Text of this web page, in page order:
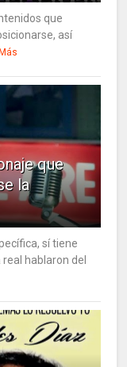
que
así
que
la
sí tiene
hablaron del